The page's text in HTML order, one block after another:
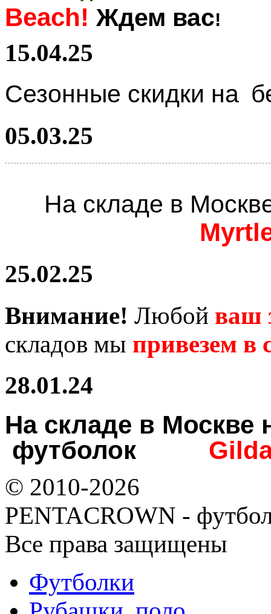
Beach! Ждем вас!
15.04.25
Сезонные скидки на
05.03.25
На складе в
25.02.25
Внимание! Любой ваш
складов мы привезем в
28.01.24
На складе в
футболок
© 2010-2026
PENTACROWN -
Все права защищены
Футболки